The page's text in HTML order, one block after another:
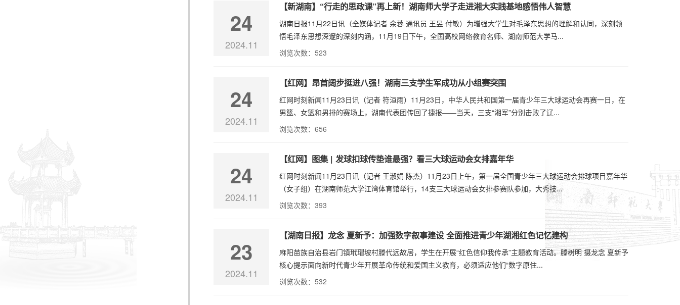
24
2024.11
【新湖南】“行走的思政课”再上新！湖南师大学子走进湘大实践基地感悟伟人智慧
湖南日报11月22日讯（全媒体记者 余蓉 通讯员 王昱 付敏）为增强大学生对毛泽东思想的理解和认同，深刻领
悟毛泽东思想深邃的深刻内涵，11月19日下午，全国高校网络教育名师、湖南师范大学马...
浏览次数： 523
24
2024.11
【红网】昂首阔步挺进八强！湖南三支学生军成功从小组赛突围
红网时刻新闻11月23日讯（记者 符洹雨）11月23日，中华人民共和国第一届青少年三大球运动会再赛一日，在
男篮、女篮和男排的赛场上，湖南代表团传回了捷报——当天，三支“湘军”分别击败了辽...
浏览次数： 656
24
2024.11
【红网】图集 | 发球扣球传垫谁最强？看三大球运动会女排嘉年华
红网时刻新闻11月23日讯（记者 王淑娟 陈杰）11月23日上午，第一届全国青少年三大球运动会排球项目嘉年华
（女子组）在湖南师范大学江湾体育馆举行，14支三大球运动会女排参赛队参加，大秀技...
浏览次数： 393
23
2024.11
【湖南日报】龙念 夏新予：加强数字叙事建设 全面推进青少年湖湘红色记忆建构
麻阳苗族自治县岩门镇玳瑁坡村滕代远故居，学生在开展“红色信仰我传承”主题教育活动。滕树明 摄龙念 夏新予
核心提示面向新时代青少年开展革命传统和爱国主义教育，必须适应他们“数字原住...
浏览次数： 532